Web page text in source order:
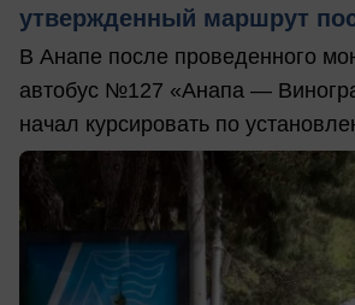
утвержденный маршрут
В Анапе после проведенного
автобус №127 «Анапа —
начал курсировать по